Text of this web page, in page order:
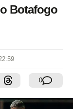
Botafogo
0